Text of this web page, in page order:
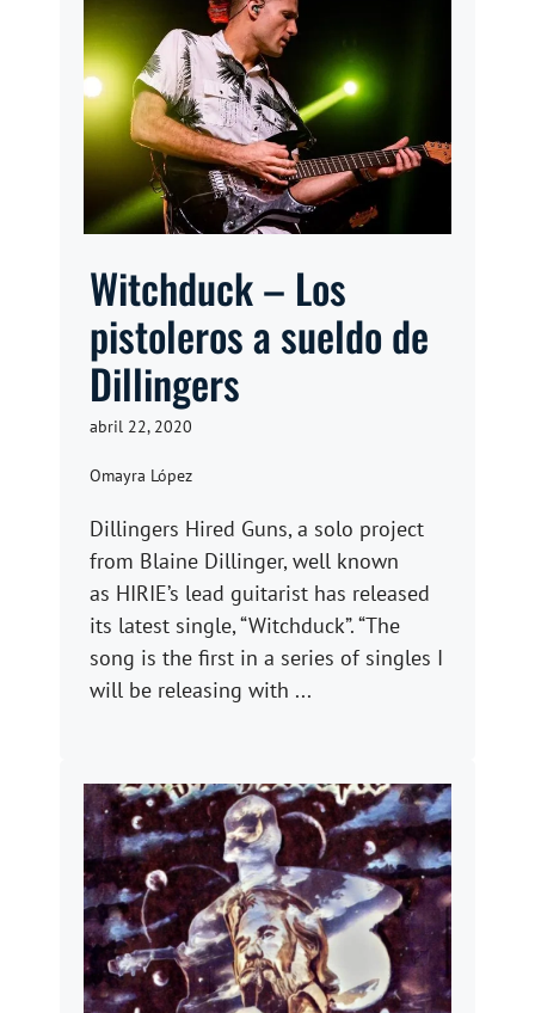
Witchduck – Los
pistoleros a sueldo de
Dillingers
abril 22, 2020
Omayra López
Dillingers Hired Guns, a solo project
from Blaine Dillinger, well known
as HIRIE’s lead guitarist has released
its latest single, “Witchduck”. “The
song is the first in a series of singles I
will be releasing with ...